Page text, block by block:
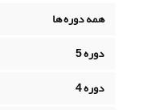
همه دوره ها
دوره 5
دوره 4